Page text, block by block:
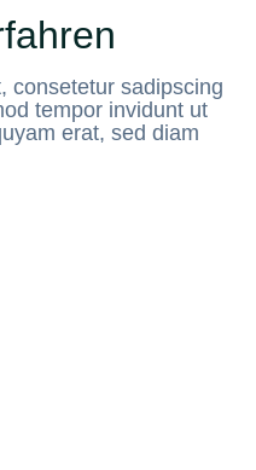
consetetur sadipscing
tempor invidunt ut
erat, sed diam